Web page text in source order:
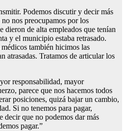
Podemos discutir y decir más
nos preocupamos por los
dieron de alta empleados que tenían
y el municipio estaba retrasado.
también hicimos las
atrasadas. Tratamos de articular los
responsabilidad, mayor
parece que nos hacemos todos
posiciones, quizá bajar un cambio,
Si no tenemos para pagar,
decir que no podemos dar más
pagar.”